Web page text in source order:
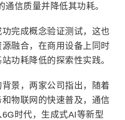
信质量并降低其功耗。
完成概念验证测试，这也
融合，在商用设备上同时
功耗降低的探索性实践。
景，两家公司指出，随着
物联网的快速普及，通信
时代，生成式AI等新型